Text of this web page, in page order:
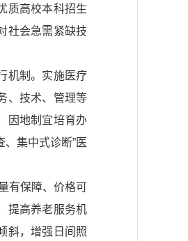
质高校本科招生
社会急需紧缺技
机制。实施医疗
、技术、管理等
因地制宜培育办
集中式诊断”医
有保障、价格可
提高养老服务机
斜，增强日间照